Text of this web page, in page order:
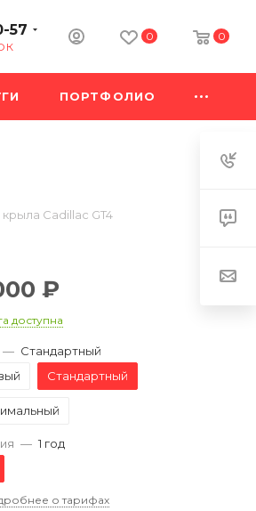
57 0 0
ПОРТФОЛИО
Cadillac GT4
₽
доступна
— Стандартный
Стандартный
— 1 год
о тарифах